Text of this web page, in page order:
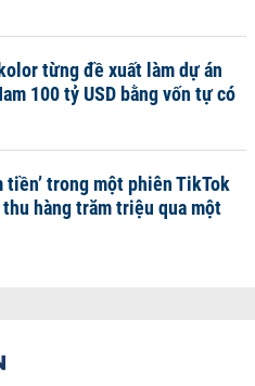
từng đề xuất làm dự án
100 tỷ USD bằng vốn tự có
tiền’ trong một phiên TikTok
hàng trăm triệu qua một